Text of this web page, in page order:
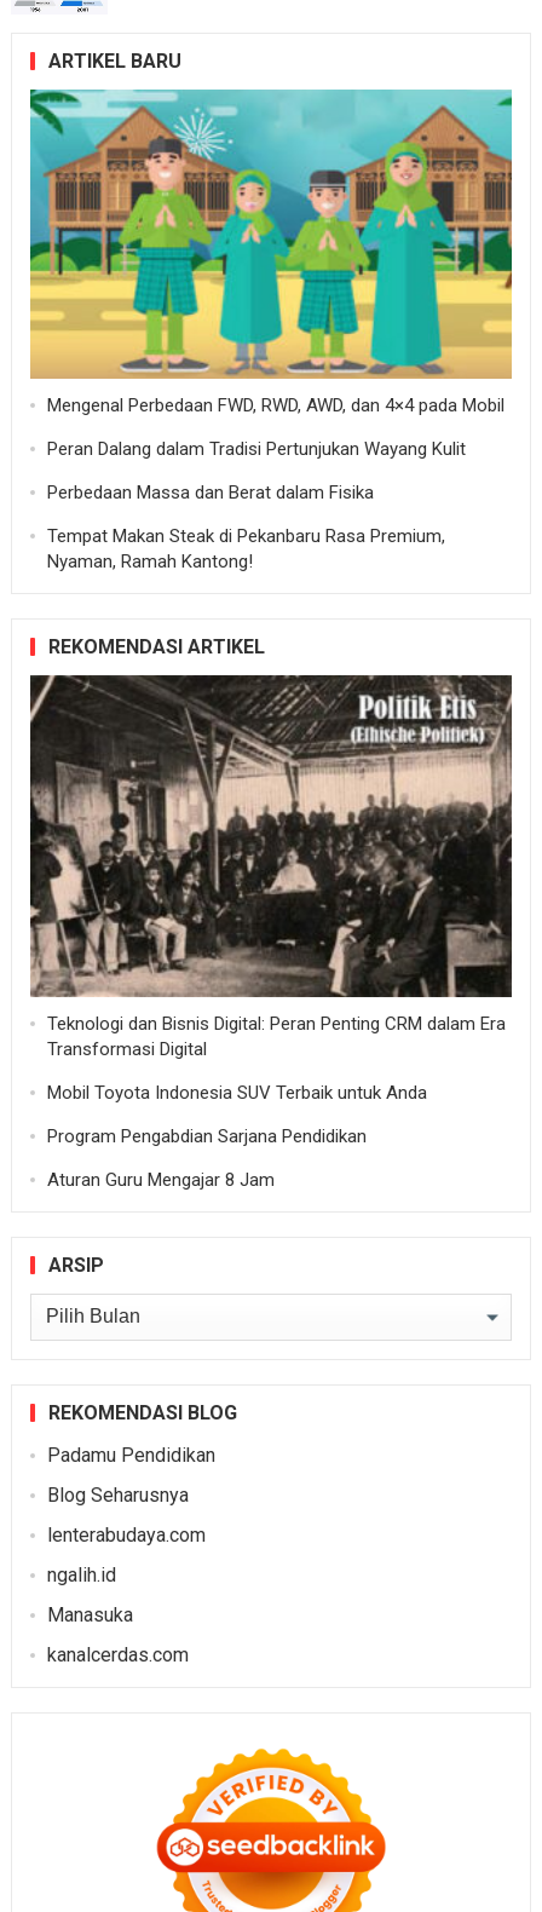
ARTIKEL BARU
Mengenal Perbedaan FWD, RWD, AWD, dan 4×4 pada Mobil
Peran Dalang dalam Tradisi Pertunjukan Wayang Kulit
Perbedaan Massa dan Berat dalam Fisika
Tempat Makan Steak di Pekanbaru Rasa Premium,
Nyaman, Ramah Kantong!
REKOMENDASI ARTIKEL
Teknologi dan Bisnis Digital: Peran Penting CRM dalam Era
Transformasi Digital
Mobil Toyota Indonesia SUV Terbaik untuk Anda
Program Pengabdian Sarjana Pendidikan
Aturan Guru Mengajar 8 Jam
ARSIP
Arsip
REKOMENDASI BLOG
Padamu Pendidikan
Blog Seharusnya
lenterabudaya.com
ngalih.id
Manasuka
kanalcerdas.com